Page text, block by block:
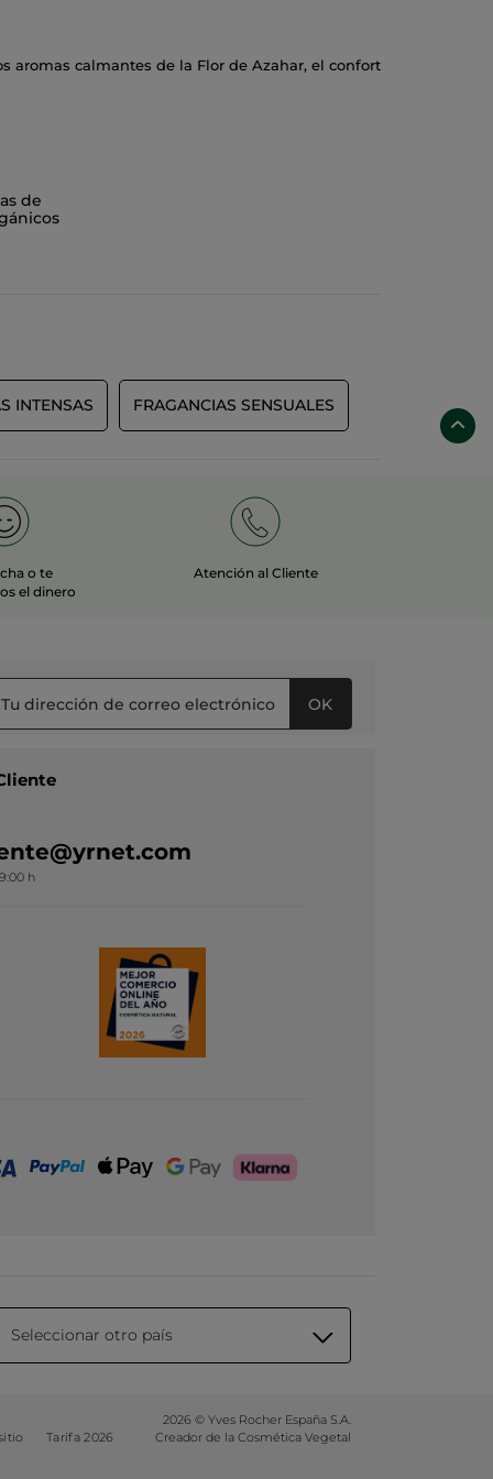
aromas calmantes de la Flor de Azahar, el confort
de
INTENSAS FRAGANCIAS SENSUALES
o te
el dinero
Atención al Cliente
OK
h
Seleccionar otro país
Tarifa 2026
2026 © Yves Rocher España S.A.
Creador de la Cosmética Vegetal